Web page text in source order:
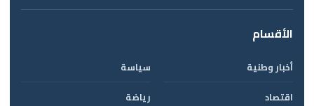
الأقسام
أخبار وطنية
سياسة
اقتصاد
رياضة